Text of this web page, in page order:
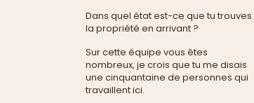
Dans quel état est-ce que tu trouves
la propriété en arrivant ?
Sur cette équipe vous êtes
nombreux, je crois que tu me disais
une cinquantaine de personnes qui
travaillent ici.